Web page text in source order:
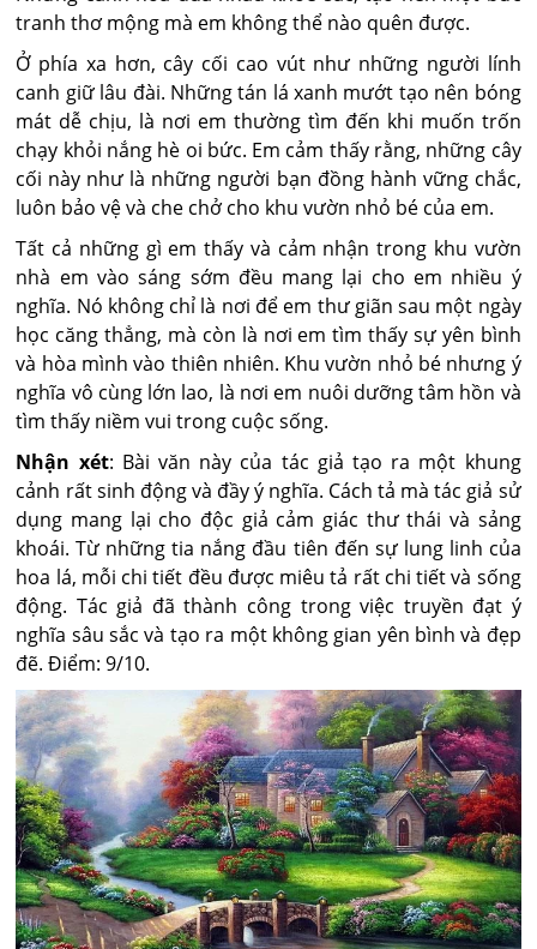
tranh thơ mộng mà em không thể nào quên được.
Ở phía xa hơn, cây cối cao vút như những người lính
canh giữ lâu đài. Những tán lá xanh mướt tạo nên bóng
mát dễ chịu, là nơi em thường tìm đến khi muốn trốn
chạy khỏi nắng hè oi bức. Em cảm thấy rằng, những cây
cối này như là những người bạn đồng hành vững chắc,
luôn bảo vệ và che chở cho khu vườn nhỏ bé của em.
Tất cả những gì em thấy và cảm nhận trong khu vườn
nhà em vào sáng sớm đều mang lại cho em nhiều ý
nghĩa. Nó không chỉ là nơi để em thư giãn sau một ngày
học căng thẳng, mà còn là nơi em tìm thấy sự yên bình
và hòa mình vào thiên nhiên. Khu vườn nhỏ bé nhưng ý
nghĩa vô cùng lớn lao, là nơi em nuôi dưỡng tâm hồn và
tìm thấy niềm vui trong cuộc sống.
Nhận xét: Bài văn này của tác giả tạo ra một khung
cảnh rất sinh động và đầy ý nghĩa. Cách tả mà tác giả sử
dụng mang lại cho độc giả cảm giác thư thái và sảng
khoái. Từ những tia nắng đầu tiên đến sự lung linh của
hoa lá, mỗi chi tiết đều được miêu tả rất chi tiết và sống
động. Tác giả đã thành công trong việc truyền đạt ý
nghĩa sâu sắc và tạo ra một không gian yên bình và đẹp
đẽ. Điểm: 9/10.